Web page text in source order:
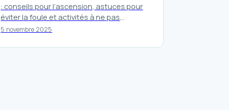
5 novembre 2025
: conseils pour l’ascension, astuces pour
éviter la foule et activités à ne pas
manquer pour profiter…